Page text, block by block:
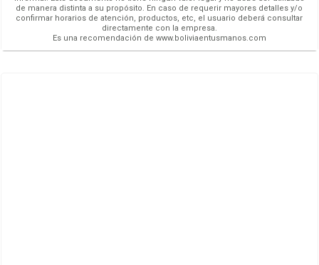
de manera distinta a su propósito. En caso de requerir mayores detalles y/o
confirmar horarios de atención, productos, etc, el usuario deberá consultar
directamente con la empresa.
Es una recomendación de www.boliviaentusmanos.com